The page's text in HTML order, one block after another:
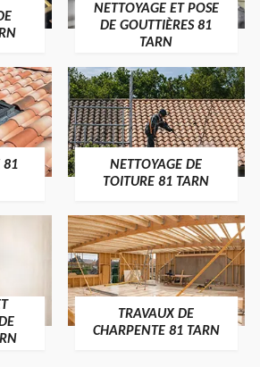
NETTOYAGE ET POSE
DE GOUTTIÈRES 81
TARN
81
NETTOYAGE DE
TOITURE 81 TARN
TRAVAUX DE
CHARPENTE 81 TARN